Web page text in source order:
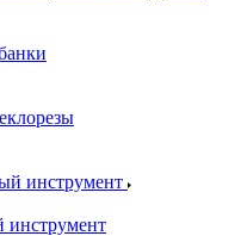
инструмент
инструмент